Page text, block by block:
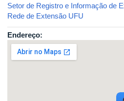
Setor de Registro e Informação de
Rede de Extensão UFU
Endereço: